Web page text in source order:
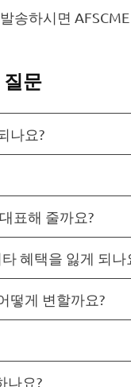
송하시면
질문
나요?
표해 줄까요?
혜택을 잃게 되나
떻게 변할까요?
나요?